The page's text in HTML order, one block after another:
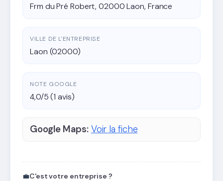
Frm du Pré Robert, 02000 Laon, France
VILLE DE L'ENTREPRISE
Laon (02000)
NOTE GOOGLE
4,0/5 (1 avis)
Google Maps: Voir la fiche
💼C'est votre entreprise ?